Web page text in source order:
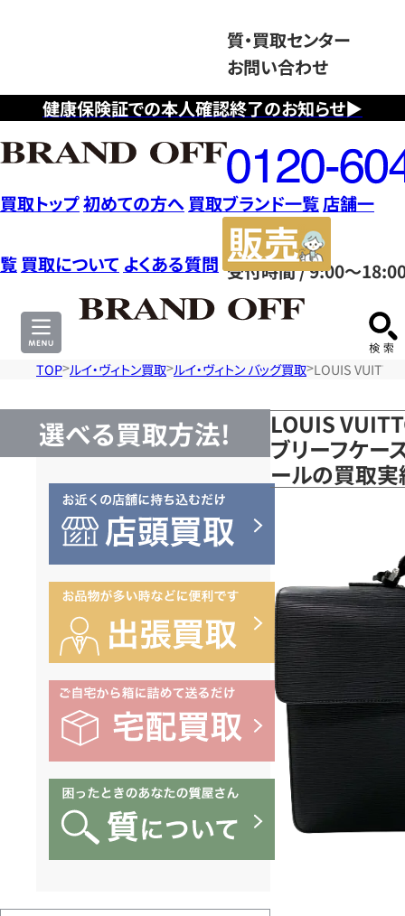
健康保険証での本人確認終了のお知らせ▶
質・買取センター
お問い合わせ
フ
リ
ー
ダ
イ
ヤ
ル
0120604117
受付時間 / 9:00～
買取トップ初めての方へ 買取ブランド一覧店舗一
覧 買取について よくある質問
サ
TOP ルイ・ヴィトン買取 ルイ・ヴィトン バッグ買取 LOUIS
選べる買取方法!
LOUIS
ブリーフケー
ールの買取実